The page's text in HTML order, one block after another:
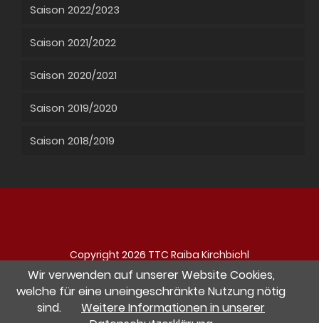
Saison 2022/2023
Saison 2021/2022
Saison 2020/2021
Saison 2019/2020
Saison 2018/2019
Copyright 2026 TTC Raiba Kirchbichl
Navigation
überspringen
Impressum Datenschutz Kontakt
Wir verwenden auf unserer Website Cookies,
welche für eine uneingeschränkte Nutzung nötig
sind.
Weitere Informationen in unserer